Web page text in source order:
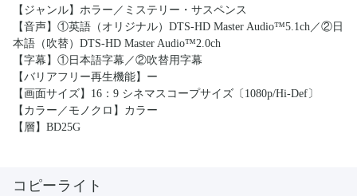
【ジャンル】ホラー／ミステリー・サスペンス
【音声】①英語（オリジナル）DTS-HD Master Audio™5.1ch／②日
本語（吹替）DTS-HD Master Audio™2.0ch
【字幕】①日本語字幕／②吹替用字幕
【バリアフリー再生機能】ー
【画面サイズ】16：9 シネマスコープサイズ〔1080p/Hi-Def〕
【カラー／モノクロ】カラー
【層】BD25G
コピーライト